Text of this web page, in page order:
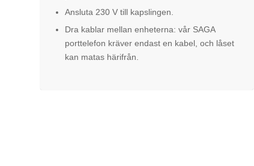
Ansluta 230 V till kapslingen.
Dra kablar mellan enheterna: vår SAGA
porttelefon kräver endast en kabel, och låset
kan matas härifrån.